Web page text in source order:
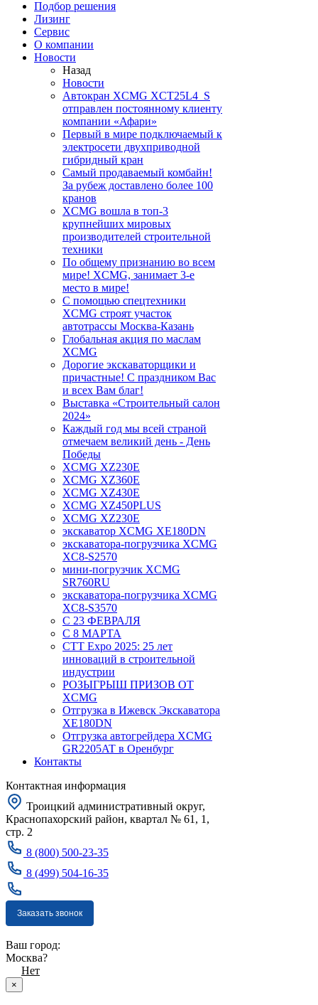
Подбор решения
Лизинг
Сервис
О компании
Новости
Назад
Новости
Автокран XCMG XCT25L4_S
отправлен постоянному клиенту
компании «Афари»
Первый в мире подключаемый к
электросети двухприводной
гибридный кран
Самый продаваемый комбайн!
За рубеж доставлено более 100
кранов
XCMG вошла в топ-3
крупнейших мировых
производителей строительной
техники
По общему признанию во всем
мире! XCMG, занимает 3-е
место в мире!
С помощью спецтехники
XCMG строят участок
автотрассы Москва-Казань
Глобальная акция по маслам
XCMG
Дорогие экскаваторщики и
причастные! С праздником Вас
и всех Вам благ!
Выставка «Строительный салон
2024»
Каждый год мы всей страной
отмечаем великий день - День
Победы
XCMG XZ230E
XCMG XZ360E
XCMG XZ430E
XCMG XZ450PLUS
XCMG XZ230E
экскаватор XCMG XE180DN
экскаватора-погрузчика XCMG
XC8-S2570
мини-погрузчик XCMG
SR760RU
экскаватора-погрузчика XCMG
XC8-S3570
С 23 ФЕВРАЛЯ
С 8 МАРТА
CTT Expo 2025: 25 лет
инноваций в строительной
индустрии
РОЗЫГРЫШ ПРИЗОВ ОТ
XCMG
Отгрузка в Ижевск Экскаватора
XE180DN
Отгрузка автогрейдера XCMG
GR2205AT в Оренбург
Контакты
Контактная информация
Троицкий административный округ,
Краснопахорский район, квартал № 61, 1,
стр. 2
8 (800) 500-23-35
8 (499) 504-16-35
Заказать звонок
Ваш город:
Москва?
Нет
×